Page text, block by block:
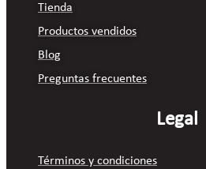
Tienda
Productos vendidos
Blog
Preguntas frecuentes
Legal
Términos y condiciones